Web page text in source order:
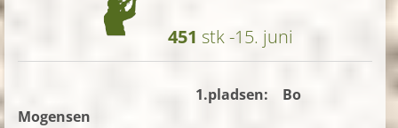
451 stk -15. juni
1.pladsen: Bo
Mogensen